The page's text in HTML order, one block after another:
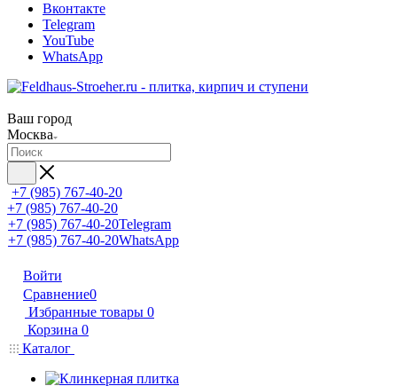
Вконтакте
Telegram
YouTube
WhatsApp
Ваш город
Москва
+7 (985) 767-40-20
+7 (985) 767-40-20
+7 (985) 767-40-20Telegram
+7 (985) 767-40-20WhatsApp
Войти
Сравнение0
Избранные товары 0
Корзина 0
Каталог